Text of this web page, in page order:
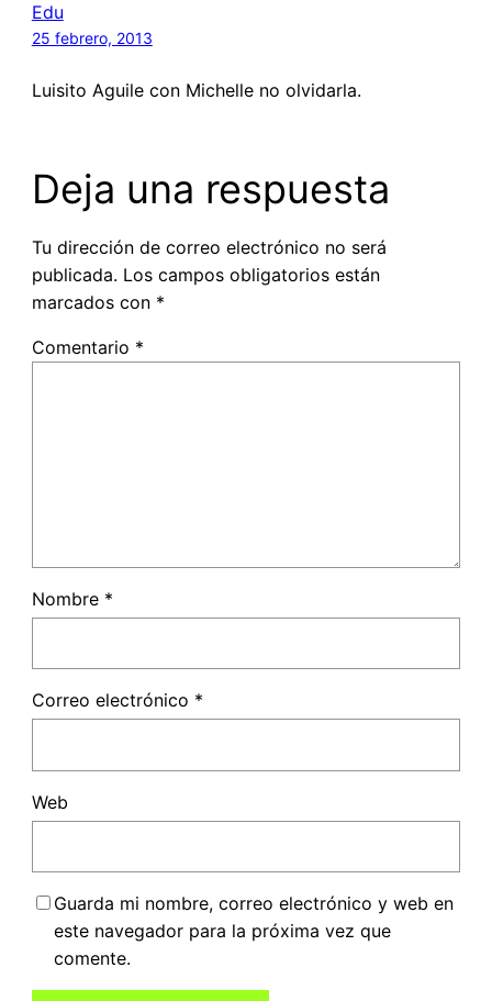
Edu
25 febrero, 2013
Luisito Aguile con Michelle no olvidarla.
Deja una respuesta
Tu dirección de correo electrónico no será
publicada. Los campos obligatorios están
marcados con *
Comentario *
Nombre *
Correo electrónico *
Web
Guarda mi nombre, correo electrónico y web en
este navegador para la próxima vez que
comente.